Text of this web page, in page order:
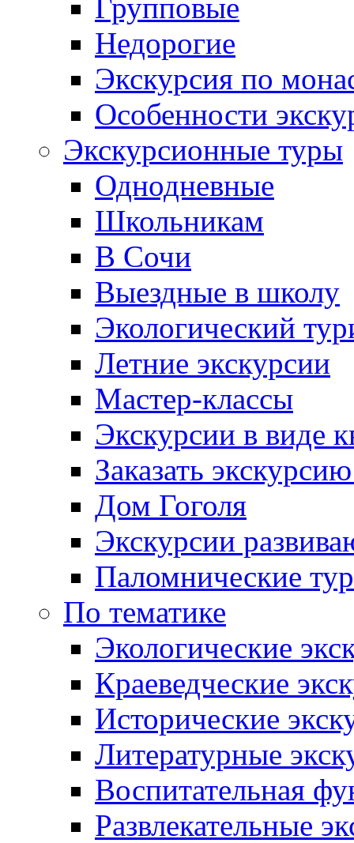
Групповые
Недорогие
Экскурсия по
Особенности
Экскурсионные туры
Однодневные
Школьникам
В Сочи
Выездные в школу
Экологический
Летние экскурсии
Мастер-классы
Экскурсии в виде
Заказать
Дом Гоголя
Экскурсии
Паломнические
По тематике
Экологические
Краеведческие
Исторические
Литературные
Воспитательная
Развлекательные